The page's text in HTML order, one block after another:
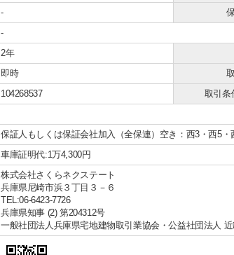
-
-
2年
即時
104268537 取引条
保証人もしくは保証会社加入（全保連）空き：西3・西5・
車庫証明代:1万4,300円
株式会社さくらネクステート
兵庫県尼崎市浜３丁目３－６
TEL:06-6423-7726
兵庫県知事 (2) 第204312号
一般社団法人兵庫県宅地建物取引業協会・公益社団法人